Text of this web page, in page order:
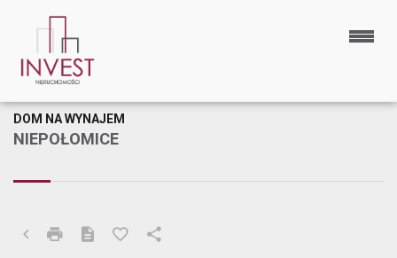
NIEPOŁOMICE
DOM NA WYNAJEM